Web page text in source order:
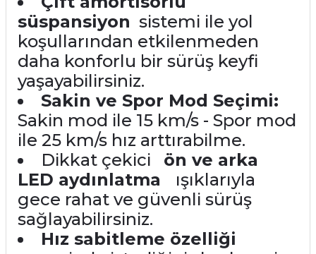
Yoğurt Makineleri
Yumurta Pişirme Cihazları
süspansiyon sistemi ile yol
koşullarından etkilenmeden
daha konforlu bir sürüş keyfi
yaşayabilirsiniz.
Sakin ve Spor Mod Seçimi:
Sakin mod ile 15 km/s - Spor mod
ile 25 km/s hız arttırabilme.
Dikkat çekici
ön ve arka
LED aydınlatma
ışıklarıyla
gece rahat ve güvenli sürüş
sağlayabilirsiniz.
Hız sabitleme özelliği